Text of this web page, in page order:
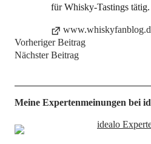
für Whisky-Tastings tätig.
Vorheriger Beitrag
Nächster Beitrag
Meine Expertenmeinungen bei